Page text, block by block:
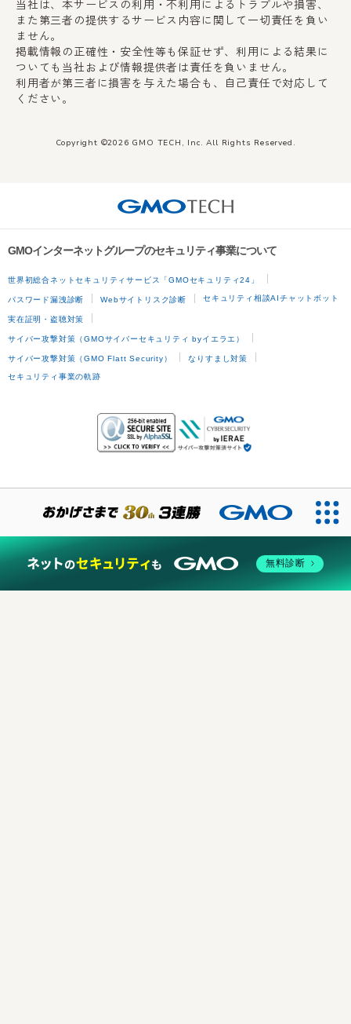
当社は、本サービスの利用・不利用によるトラブルや損害、
また第三者の提供するサービス内容に関して一切責任を負い
ません。
掲載情報の正確性・安全性等も保証せず、利用による結果に
ついても当社および情報提供者は責任を負いません。
利用者が第三者に損害を与えた場合も、自己責任で対応して
ください。
Copyright ©2026 GMO TECH, Inc. All Rights Reserved.
GMOインターネットグループのセキュリティ事業について
世界初総合ネットセキュリティサービス「GMOセキュリティ24」
パスワード漏洩診断 Webサイトリスク診断 セキュリティ相談AIチャットボット
実在証明・盗聴対策
サイバー攻撃対策（GMOサイバーセキュリティ byイエラエ）
サイバー攻撃対策（GMO Flatt Security） なりすまし対策
セキュリティ事業の軌跡
無料診断